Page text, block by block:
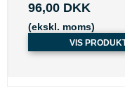
96,00 DKK
(ekskl. moms)
VIS